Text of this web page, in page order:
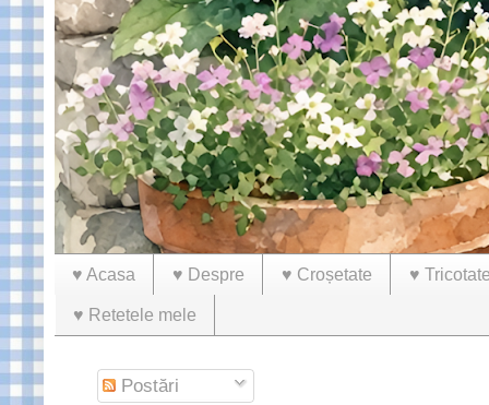
♥ Acasa ♥ Despre ♥ Croșetate ♥
♥ Retetele mele
Postări